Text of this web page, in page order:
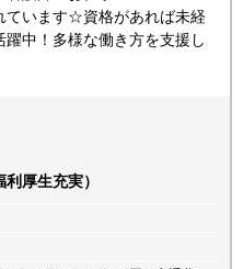
ています☆資格があれば未経
中！多様な働き方を支援し
厚生充実）